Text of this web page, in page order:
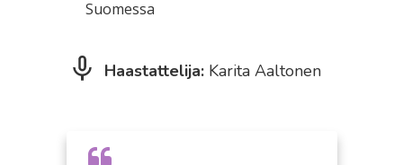
Suomessa
Haastattelija: Karita Aaltonen